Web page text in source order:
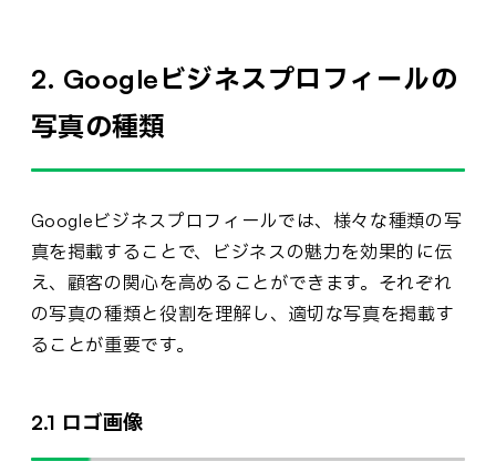
2. Googleビジネスプロフィールの
写真の種類
Googleビジネスプロフィールでは、様々な種類の写
真を掲載することで、ビジネスの魅力を効果的に伝
え、顧客の関心を高めることができます。それぞれ
の写真の種類と役割を理解し、適切な写真を掲載す
ることが重要です。
2.1 ロゴ画像